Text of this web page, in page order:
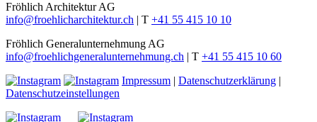
Fröhlich Architektur AG
info@froehlicharchitektur.ch | T +41 55 415 10 10
Fröhlich Generalunternehmung AG
info@froehlichgeneralunternehmung.ch | T +41 55 415 10 60
Impressum | Datenschutzerklärung |
Datenschutzeinstellungen